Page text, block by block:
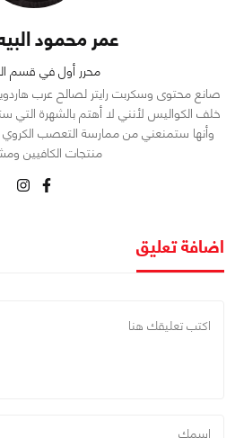
عمر محمود
محرر أول في قسم
صانع محتوى وسكربت رايتر لصالح عرب
خلف الكواليس لأنني لا أهتم بالشهرة
وأنها ستمنعني من ممارسة التعصب الكروي
منتجات الكافيين
اضافة تعليق